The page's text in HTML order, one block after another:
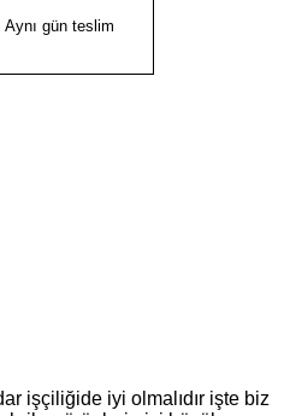
Aynı gün teslim
işçiliğide iyi olmalıdır işte biz